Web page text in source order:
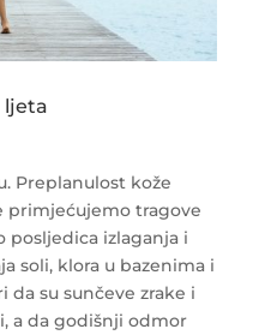
ljeta
Preplanulost kože
primjećujemo tragove
posljedica izlaganja i
soli, klora u bazenima i
da su sunčeve zrake i
a da godišnji odmor